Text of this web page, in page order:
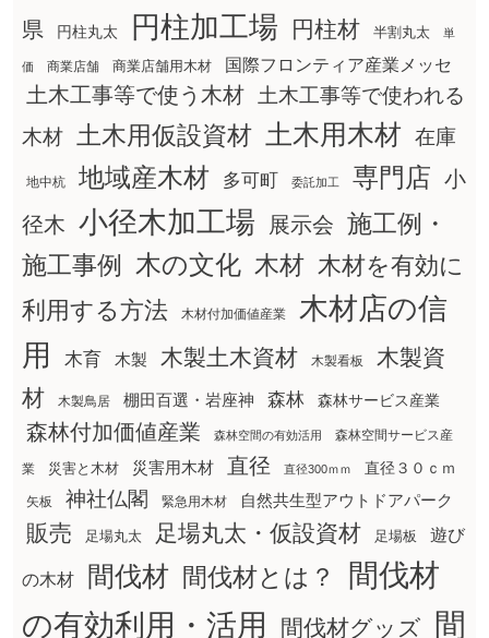
県
円柱丸太 円柱加工場 円柱材 半割丸太 単
価 商業店舗 商業店舗用木材 国際フロンティア産業メッセ
土木工事等で使う木材
土木工事等で使われる
木材
土木用仮設資材 土木用木材 在庫
地中杭 地域産木材 多可町 委託加工 専門店 小
径木 小径木加工場 展示会 施工例・
施工事例
木の文化 木材 木材を有効に
利用する方法
木材付加価値産業
木材店の信
用
木育 木製 木製土木資材 木製看板
木製資
材
木製鳥居 棚田百選・岩座神 森林 森林サービス産業
森林付加価値産業 森林空間の有効活用 森林空間サービス産
業 災害と木材 災害用木材 直径 直径300ｍｍ 直径３０ｃｍ
矢板 神社仏閣 緊急用木材 自然共生型アウトドアパーク
販売 足場丸太 足場丸太・仮設資材 足場板 遊び
の木材 間伐材 間伐材とは？
間伐材
の有効利用・活用
間伐材グッズ 間